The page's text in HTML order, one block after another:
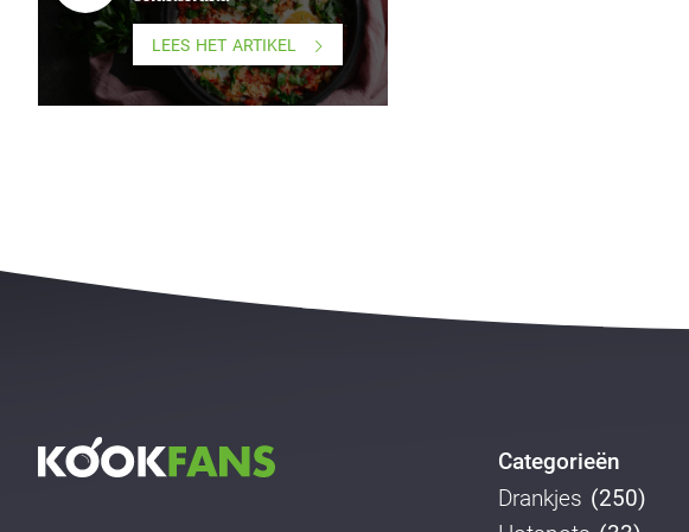
LEES HET ARTIKEL
Categorieën
Drankjes (250)